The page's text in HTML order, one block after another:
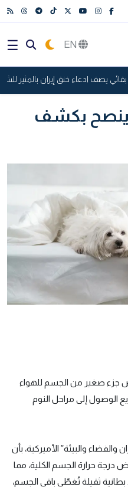
يصف ادعاء خنق إيران بالمثير للشفقة
ينصح بكشف
جزء صغير من الجسم للهواء
الوصول إلى مراحل النوم
والبيئة” الأميركية، بأن
درجة حرارة الجسم الكلية، مما
ثقيلة تُغطّي باقي الجسم،